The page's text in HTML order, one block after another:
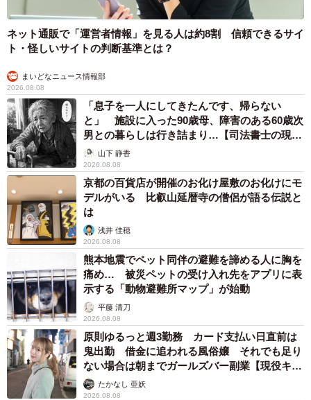
ネット通販で「運営者情報」を見る人は約8割 信頼できるサイ
ト・怪しいサイトの判断基準とは？
まいどなニュース情報部
2026.08.08
「息子を一人にしてきたんです、帰らない
と」 施設に入った90歳母、障害のある60歳次
男との暮らしは行き詰まり…【司法書士の現場
から】山下 静香
2026.08.08
京都の百貨店が開催のお化け屋敷のお化けにモ
デルがいる 比叡山延暦寺の僧侶が語る伝説と
は
浅井 佳穂
2026.08.08
熊本地震でペット同伴の避難を諦める人に胸を
痛め… 被災ペットの受け入れ先をアプリに表
示する「動物避難所マップ」が始動
平藤 清刀
2026.08.08
原則ゆるっと週3勤務 カード支払い日直前は
鬼出勤 借金に追われる風俗嬢 それでも足り
ない場合は朝までガールズバー副業【現役キャ
ストに取材】
たかなし 亜妖
2026.08.08